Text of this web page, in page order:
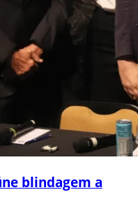
blindagem a